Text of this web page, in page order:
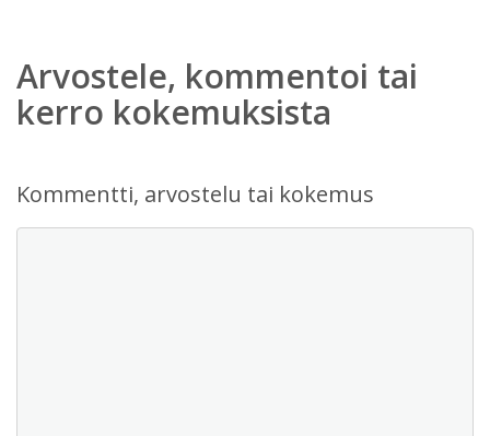
Arvostele, kommentoi tai
kerro kokemuksista
Kommentti, arvostelu tai kokemus